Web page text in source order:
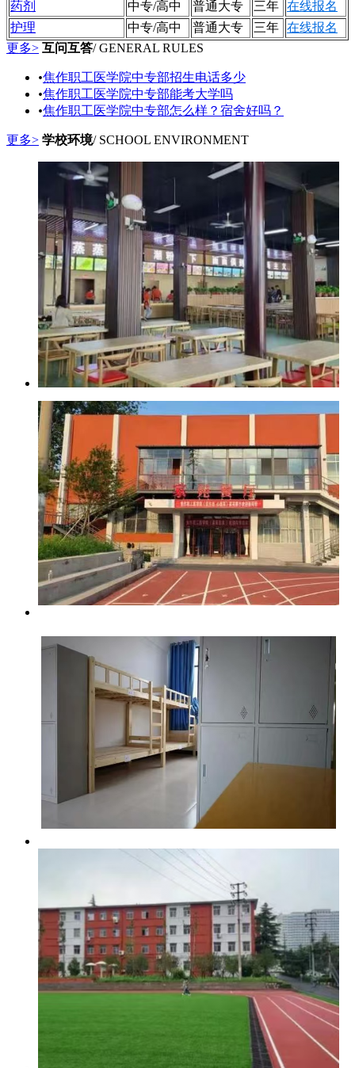
药剂 中专/高中 普通大专 三年 在线报名
护理
中专/高中 普通大专 三年 在线报名
更多> 互问互答/ GENERAL RULES
•焦作职工医学院中专部招生电话多少
•焦作职工医学院中专部能考大学吗
•焦作职工医学院中专部怎么样？宿舍好吗？
更多> 学校环境/ SCHOOL ENVIRONMENT